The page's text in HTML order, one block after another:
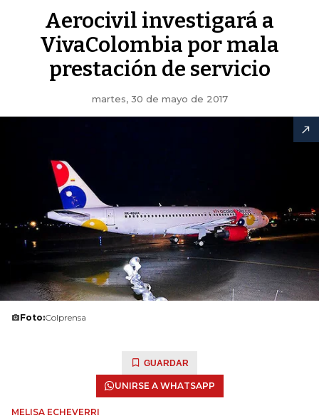
Aerocivil investigará a
VivaColombia por mala
prestación de servicio
martes, 30 de mayo de 2017
Foto:Colprensa
GUARDAR
UNIRSE A WHATSAPP
MELISA ECHEVERRI